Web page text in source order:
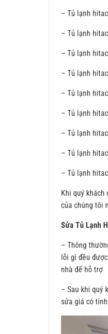
– Tủ lạnh
– Tủ lạnh
– Tủ lạnh
– Tủ lạnh
– Tủ lạnh
– Tủ lạnh
– Tủ lạnh
– Tủ lạnh
– Tủ lạnh
Khi quý
của chúng tôi
Sửa Tủ Lạnh
– Thông
lỗi gì đều
nhà để hỗ trợ
– Sau khi quý
sửa giá có